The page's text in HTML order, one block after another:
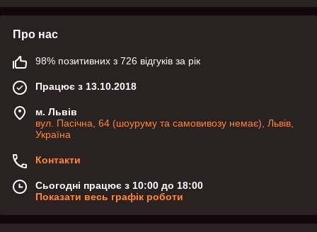
Про нас
98% позитивних з 726 відгуків за рік
Працює з 13.10.2018
м. Львів
вул. Пасічна, 64 (шоуруму та самовивозу немає), Львів,
Україна
Контакти
Сьогодні працює з 10:00 до 18:00
Показати весь графік роботи